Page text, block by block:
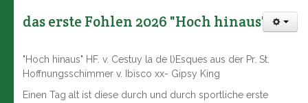
das erste Fohlen 2026 "Hoch hinaus"
"Hoch hinaus" HF. v. Cestuy la de l)Esques aus der Pr. St.
Hoffnungsschimmer v. Ibisco xx- Gipsy King
Einen Tag alt ist diese durch und durch sportliche erste